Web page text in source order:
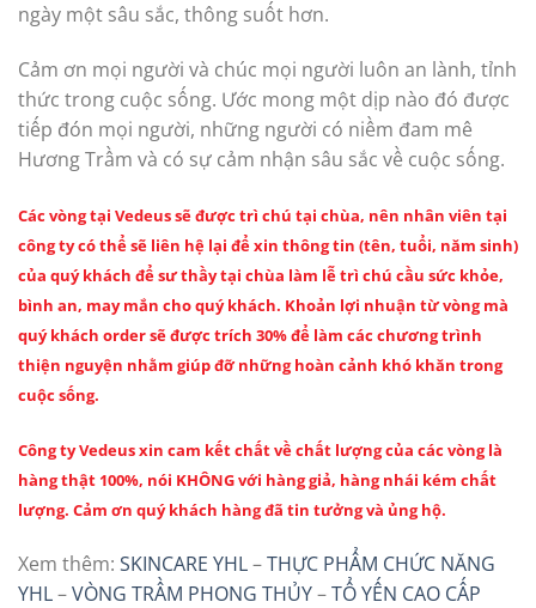
ngày một sâu sắc, thông suốt hơn.
Cảm ơn mọi người và chúc mọi người luôn an lành, tỉnh
thức trong cuộc sống. Ước mong một dịp nào đó được
tiếp đón mọi người, những người có niềm đam mê
Hương Trầm và có sự cảm nhận sâu sắc về cuộc sống.
Các vòng tại Vedeus sẽ được trì chú tại chùa, nên nhân viên tại
công ty có thể sẽ liên hệ lại để xin thông tin (tên, tuổi, năm sinh)
của quý khách để sư thầy tại chùa làm lễ trì chú cầu sức khỏe,
bình an, may mắn cho quý khách. Khoản lợi nhuận từ vòng mà
quý khách order sẽ được trích 30% để làm các chương trình
thiện nguyện nhằm giúp đỡ những hoàn cảnh khó khăn trong
cuộc sống.
Công ty Vedeus xin cam kết chất về chất lượng của các vòng là
hàng thật 100%, nói KHÔNG với hàng giả, hàng nhái kém chất
lượng. Cảm ơn quý khách hàng đã tin tưởng và ủng hộ.
Xem thêm: SKINCARE YHL–THỰC PHẨM CHỨC NĂNG
YHL–VÒNG TRẦM PHONG THỦY–TỔ YẾN CAO CẤP